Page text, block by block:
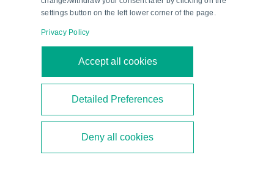
Ethanol der zweiten Generation –
ein Meilenstein in Brasiliens
Energiewende
Brasilien setzt beim Biokraftstoffmix auf Ethanol
der zweiten Generation. Pepperl+Fuchs begleitet
settings button on the left lower corner of the page.
Privacy Policy
Accept all cookies
Detailed Preferences
Deny all cookies